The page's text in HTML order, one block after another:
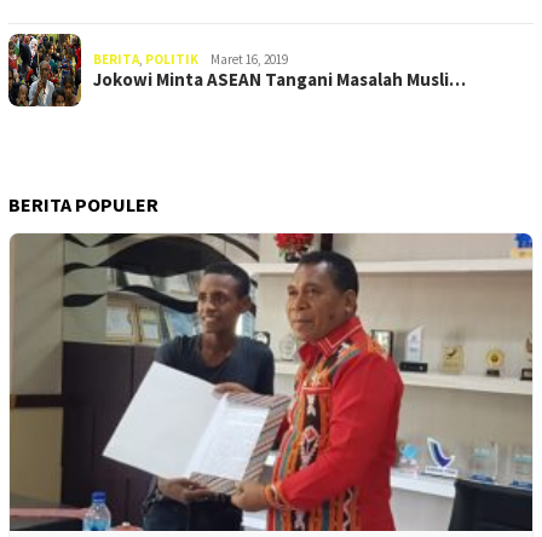
BERITA, POLITIK Maret 16, 2019
Jokowi Minta ASEAN Tangani Masalah Musli…
BERITA POPULER